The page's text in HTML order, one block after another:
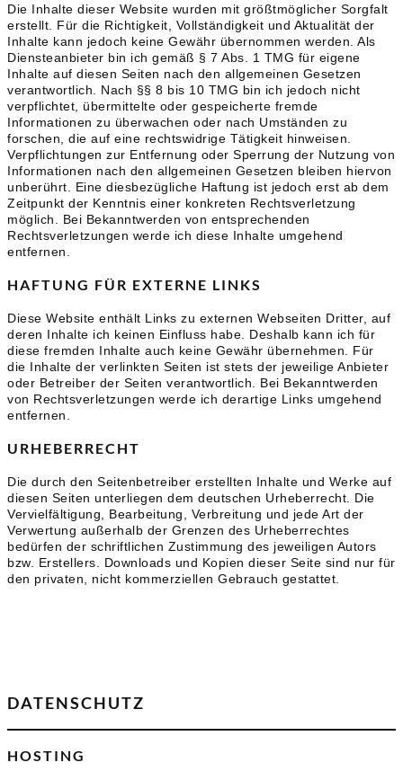
Die Inhalte dieser Website wurden mit größtmöglicher Sorgfalt
erstellt. Für die Richtigkeit, Vollständigkeit und Aktualität der
Inhalte kann jedoch keine Gewähr übernommen werden. Als
Diensteanbieter bin ich gemäß § 7 Abs. 1 TMG für eigene
Inhalte auf diesen Seiten nach den allgemeinen Gesetzen
verantwortlich. Nach §§ 8 bis 10 TMG bin ich jedoch nicht
verpflichtet, übermittelte oder gespeicherte fremde
Informationen zu überwachen oder nach Umständen zu
forschen, die auf eine rechtswidrige Tätigkeit hinweisen.
Verpflichtungen zur Entfernung oder Sperrung der Nutzung von
Informationen nach den allgemeinen Gesetzen bleiben hiervon
unberührt. Eine diesbezügliche Haftung ist jedoch erst ab dem
Zeitpunkt der Kenntnis einer konkreten Rechtsverletzung
möglich. Bei Bekanntwerden von entsprechenden
Rechtsverletzungen werde ich diese Inhalte umgehend
entfernen.
HAFTUNG FÜR EXTERNE LINKS
Diese Website enthält Links zu externen Webseiten Dritter, auf
deren Inhalte ich keinen Einfluss habe. Deshalb kann ich für
diese fremden Inhalte auch keine Gewähr übernehmen. Für
die Inhalte der verlinkten Seiten ist stets der jeweilige Anbieter
oder Betreiber der Seiten verantwortlich. Bei Bekanntwerden
von Rechtsverletzungen werde ich derartige Links umgehend
entfernen.
URHEBERRECHT
Die durch den Seitenbetreiber erstellten Inhalte und Werke auf
diesen Seiten unterliegen dem deutschen Urheberrecht. Die
Vervielfältigung, Bearbeitung, Verbreitung und jede Art der
Verwertung außerhalb der Grenzen des Urheberrechtes
bedürfen der schriftlichen Zustimmung des jeweiligen Autors
bzw. Erstellers. Downloads und Kopien dieser Seite sind nur für
den privaten, nicht kommerziellen Gebrauch gestattet.
DATENSCHUTZ
HOSTING